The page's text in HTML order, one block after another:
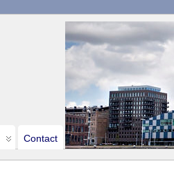
Contact